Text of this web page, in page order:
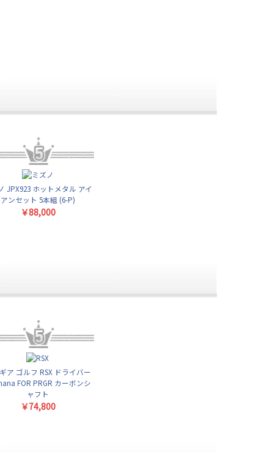
JPX923 ホットメタル アイ
アンセット 5本組 (6-P)
￥88,000
ア ゴルフ RSX ドライバー
FOR PRGR カーボンシ
ャフト
￥74,800